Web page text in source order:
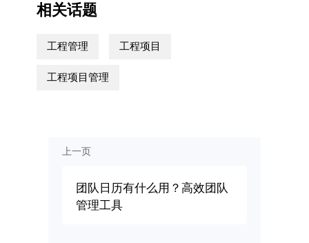
相关话题
工程管理 工程项目
工程项目管理
上一页
团队日历有什么用？高效团队
管理工具